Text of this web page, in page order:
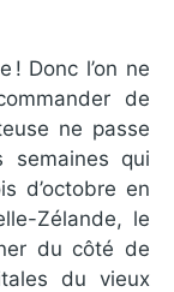
Donc l’on ne
de
ne passe
qui
d’octobre en
Zélande, le
du côté de
du vieux